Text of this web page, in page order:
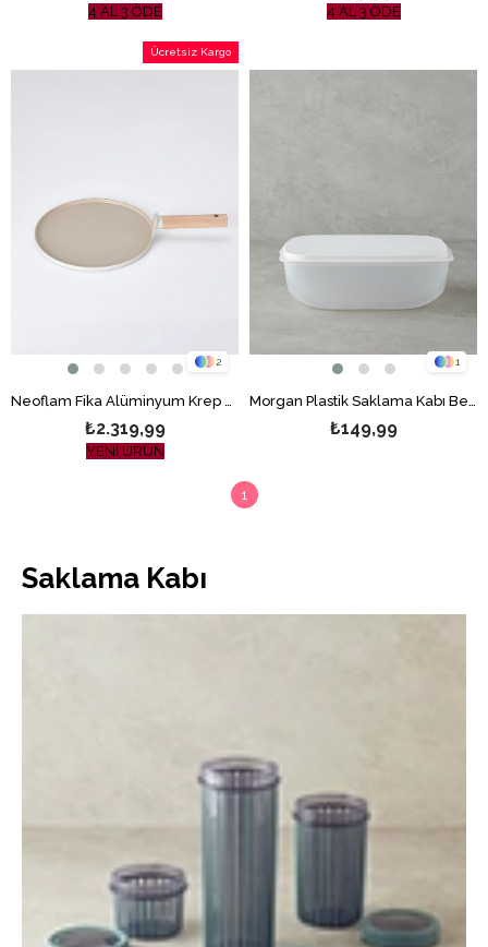
4 AL 3 ÖDE 4 AL 3 ÖDE
2
Neoflam Fika Alüminyum Krep Saklama Kabı 22x5,5 cm Bej
₺2.319,99
Ücretsiz Kargo
YENİ ÜRÜN
1
Morgan Plastik Saklama Kabı Beyaz
₺149,99
1
Saklama Kabı